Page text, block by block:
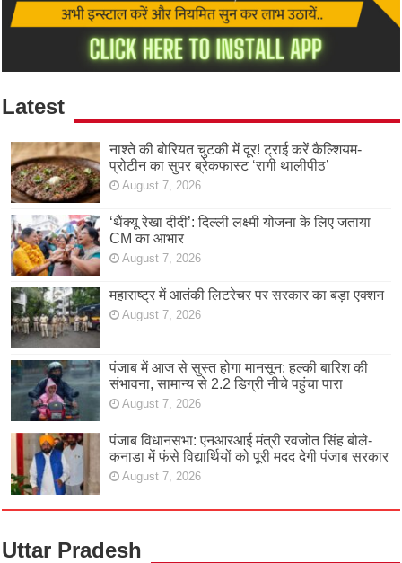
Latest
नाश्ते की बोरियत चुटकी में दूर! ट्राई करें कैल्शियम-
प्रोटीन का सुपर ब्रेकफास्ट ‘रागी थालीपीठ’
August 7, 2026
‘थैंक्यू रेखा दीदी’: दिल्ली लक्ष्मी योजना के लिए जताया
CM का आभार
August 7, 2026
महाराष्ट्र में आतंकी लिटरेचर पर सरकार का बड़ा एक्शन
August 7, 2026
पंजाब में आज से सुस्त होगा मानसून: हल्की बारिश की
संभावना, सामान्य से 2.2 डिग्री नीचे पहुंचा पारा
August 7, 2026
पंजाब विधानसभा: एनआरआई मंत्री रवजोत सिंह बोले-
कनाडा में फंसे विद्यार्थियों को पूरी मदद देगी पंजाब सरकार
August 7, 2026
Uttar Pradesh